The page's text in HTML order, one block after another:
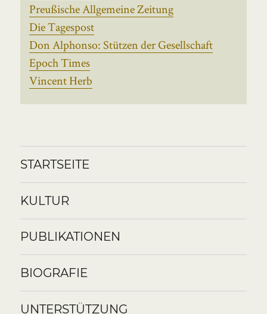
Preußische Allgemeine Zeitung
Die Tagespost
Don Alphonso: Stützen der Gesellschaft
Epoch Times
Vincent Herb
STARTSEITE
KULTUR
PUBLIKATIONEN
BIOGRAFIE
UNTERSTÜTZUNG